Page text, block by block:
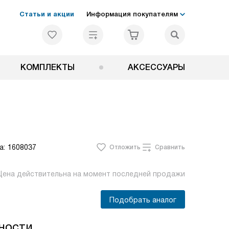
Статьи и акции Информация покупателям
КОМПЛЕКТЫ АКСЕССУАРЫ
1608037 Отложить Сравнить
Цена действительна на момент последней продажи
Подобрать аналог